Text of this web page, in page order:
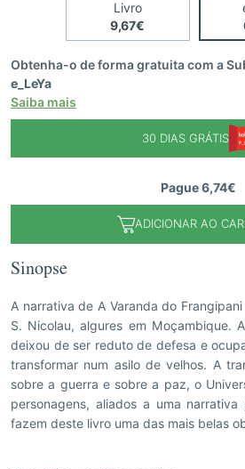
Livro
9,67€
Obtenha-o de forma gratuita com a
e_LeYa
Saiba mais
30 DIAS GRÁTIS
Pague 6,74€
ADICIONAR AO
Sinopse
A narrativa de A Varanda do
S. Nicolau, algures em Moçambique.
deixou de ser reduto de defesa e
transformar num asilo de velhos. A
sobre a guerra e sobre a paz, o
personagens, aliados a uma
fazem deste livro uma das mais belas